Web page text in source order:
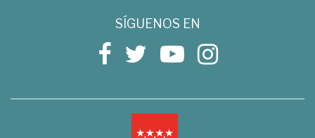
SÍGUENOS EN